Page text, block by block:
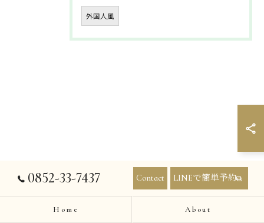
外国人風
0852-33-7437 Contact LINEで簡単予約
Home About